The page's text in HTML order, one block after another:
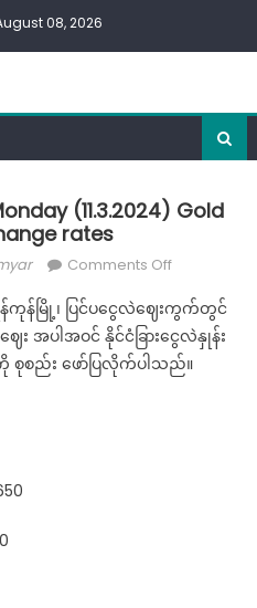
08, 2026
(11.3.2024) Gold
rates
Comments Offon
price
for
today
ကုန်မြို့၊ ပြင်ပငွေလဲဈေးကွက်တွင်
း အပါအဝင် နိုင်ငံခြားငွေလဲနှုန်း
ကို စုစည်း ဖော်ပြလိုက်ပါသည်။